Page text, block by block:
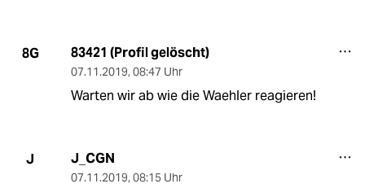
8G 83421 (Profil gelöscht)
07.11.2019, 08:47 Uhr
Warten wir ab wie die Waehler reagieren!
J J_CGN
07.11.2019, 08:15 Uhr